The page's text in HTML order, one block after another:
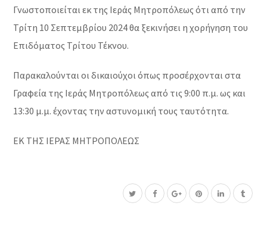
Γνωστοποιείται εκ της Ιεράς Μητροπόλεως ότι από την
Τρίτη 10 Σεπτεμβρίου 2024 θα ξεκινήσει η χορήγηση του
Επιδόματος Τρίτου Τέκνου.
Παρακαλούνται οι δικαιούχοι όπως προσέρχονται στα
Γραφεία της Ιεράς Μητροπόλεως από τις 9:00 π.μ. ως και
13:30 μ.μ. έχοντας την αστυνομική τους ταυτότητα.
ΕΚ ΤΗΣ ΙΕΡΑΣ ΜΗΤΡΟΠΟΛΕΩΣ